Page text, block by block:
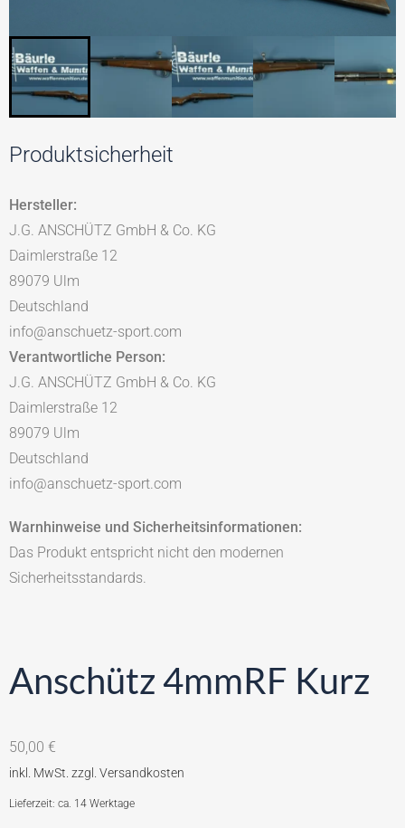
Produktsicherheit
Hersteller:
J.G. ANSCHÜTZ GmbH & Co. KG
Daimlerstraße 12
89079 Ulm
Deutschland
info@anschuetz-sport.com
Verantwortliche Person:
J.G. ANSCHÜTZ GmbH & Co. KG
Daimlerstraße 12
89079 Ulm
Deutschland
info@anschuetz-sport.com
Warnhinweise und Sicherheitsinformationen:
Das Produkt entspricht nicht den modernen
Sicherheitsstandards.
Anschütz 4mmRF Kurz
50,00 €
Lieferzeit: ca. 14 Werktage